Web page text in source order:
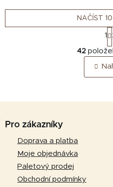
l
NAČÍST
t
r
1
42
Pro zákazníky
Doprava a platba
Moje objednávka
Paletový prodej
Obchodní podmínky